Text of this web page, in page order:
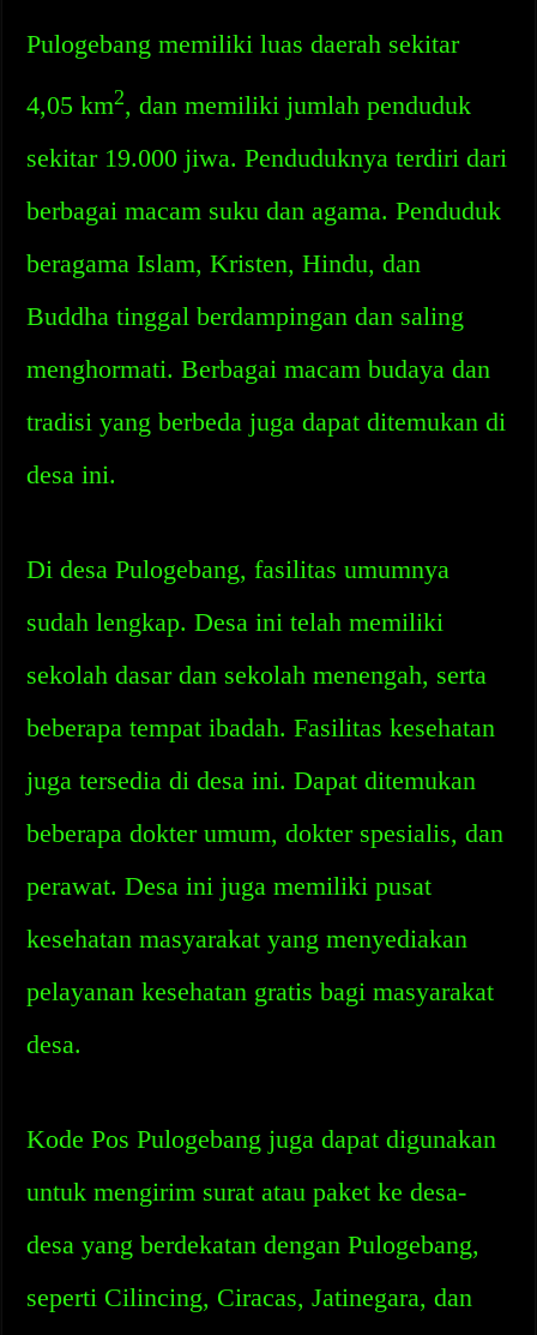
Pulogebang memiliki luas daerah sekitar
4,05 km2, dan memiliki jumlah penduduk
sekitar 19.000 jiwa. Penduduknya terdiri dari
berbagai macam suku dan agama. Penduduk
beragama Islam, Kristen, Hindu, dan
Buddha tinggal berdampingan dan saling
menghormati. Berbagai macam budaya dan
tradisi yang berbeda juga dapat ditemukan di
desa ini.
Di desa Pulogebang, fasilitas umumnya
sudah lengkap. Desa ini telah memiliki
sekolah dasar dan sekolah menengah, serta
beberapa tempat ibadah. Fasilitas kesehatan
juga tersedia di desa ini. Dapat ditemukan
beberapa dokter umum, dokter spesialis, dan
perawat. Desa ini juga memiliki pusat
kesehatan masyarakat yang menyediakan
pelayanan kesehatan gratis bagi masyarakat
desa.
Kode Pos Pulogebang juga dapat digunakan
untuk mengirim surat atau paket ke desa-
desa yang berdekatan dengan Pulogebang,
seperti Cilincing, Ciracas, Jatinegara, dan